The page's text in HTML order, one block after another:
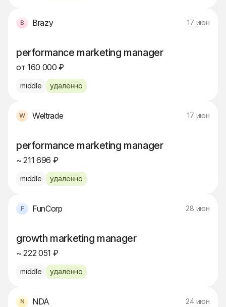
Brazy 17 июн
performance marketing manager
от 160 000 ₽
middle удалённо
Weltrade 17 июн
performance marketing manager
~ 211 696 ₽
middle удалённо
FunCorp 28 июн
growth marketing manager
~ 222 051 ₽
middle удалённо
NDA 24 июн